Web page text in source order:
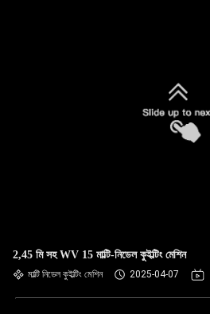
2,45 মি সহ WV 15 মাল্টি-নিডেল কুইল্টিং মেশিন
মাল্টি নিডেল কুইল্টিং মেশিন 2025-04-07